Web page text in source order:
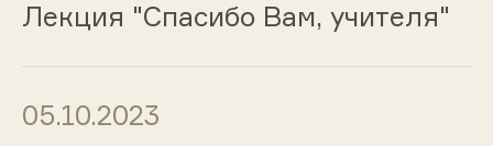
Лекция "Спасибо Вам, учителя"
05.10.2023